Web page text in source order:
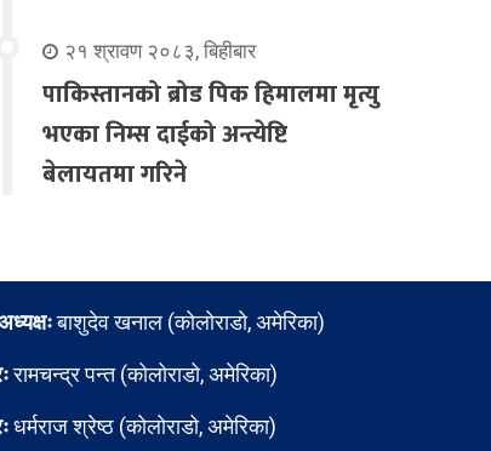
२१ श्रावण २०८३, बिहीबार
पाकिस्तानको ब्रोड पिक हिमालमा मृत्यु
भएका निम्स दाईको अन्त्येष्टि
बेलायतमा गरिने
बाशुदेव खनाल (कोलोराडो, अमेरिका)
रामचन्द्र पन्त (कोलोराडो, अमेरिका)
धर्मराज श्रेष्ठ (कोलोराडो, अमेरिका)